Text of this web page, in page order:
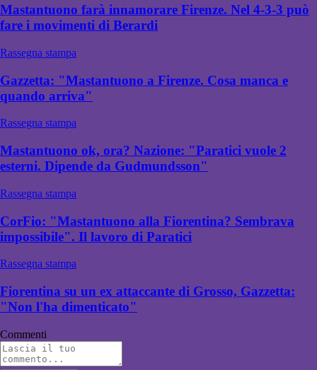
Mastantuono farà innamorare Firenze. Nel 4-3-3 può
fare i movimenti di Berardi
Rassegna stampa
Gazzetta: "Mastantuono a Firenze. Cosa manca e
quando arriva"
Rassegna stampa
Mastantuono ok, ora? Nazione: "Paratici vuole 2
esterni. Dipende da Gudmundsson"
Rassegna stampa
CorFio: "Mastantuono alla Fiorentina? Sembrava
impossibile". Il lavoro di Paratici
Rassegna stampa
Fiorentina su un ex attaccante di Grosso, Gazzetta:
"Non l'ha dimenticato"
Commenti